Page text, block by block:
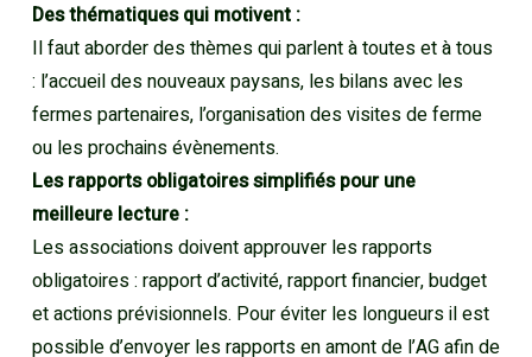
Des thématiques qui motivent :
Il faut aborder des thèmes qui parlent à toutes et à tous
: l’accueil des nouveaux paysans, les bilans avec les
fermes partenaires, l’organisation des visites de ferme
ou les prochains évènements.
Les rapports obligatoires simplifiés pour une
meilleure lecture :
Les associations doivent approuver les rapports
obligatoires : rapport d’activité, rapport financier, budget
et actions prévisionnels. Pour éviter les longueurs il est
possible d’envoyer les rapports en amont de l’AG afin de